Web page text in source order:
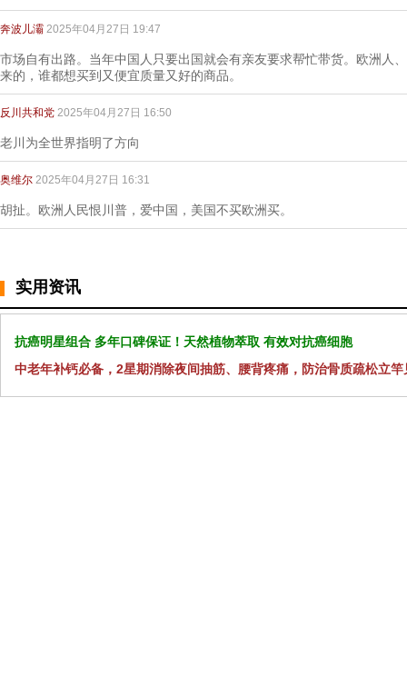
奔波儿灞 2025年04月27日 19:47
市场自有出路。当年中国人只要出国就会有亲友要求帮忙带货。欧洲人
来的，谁都想买到又便宜质量又好的商品。
反川共和党 2025年04月27日 16:50
老川为全世界指明了方向
奥维尔 2025年04月27日 16:31
胡扯。欧洲人民恨川普，爱中国，美国不买欧洲买。
实用资讯
抗癌明星组合 多年口碑保证！天然植物萃取 有效对抗癌细胞
中老年补钙必备，2星期消除夜间抽筋、腰背疼痛，防治骨质疏松立竿